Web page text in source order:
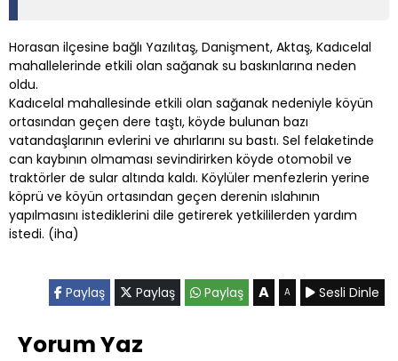
Horasan ilçesine bağlı Yazılıtaş, Danişment, Aktaş, Kadıcelal
mahallelerinde etkili olan sağanak su baskınlarına neden
oldu.
Kadıcelal mahallesinde etkili olan sağanak nedeniyle köyün
ortasından geçen dere taştı, köyde bulunan bazı
vatandaşlarının evlerini ve ahırlarını su bastı. Sel felaketinde
can kaybının olmaması sevindirirken köyde otomobil ve
traktörler de sular altında kaldı. Köylüler menfezlerin yerine
köprü ve köyün ortasından geçen derenin ıslahının
yapılmasını istediklerini dile getirerek yetkililerden yardım
istedi. (iha)
Paylaş Paylaş Paylaş A A Sesli Dinle
Yorum Yaz